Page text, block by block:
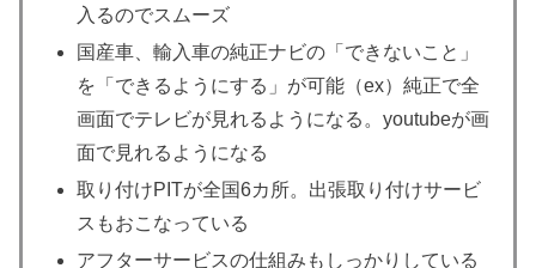
入るのでスムーズ
国産車、輸入車の純正ナビの「できないこと」
を「できるようにする」が可能（ex）純正で全
画面でテレビが見れるようになる。youtubeが画
面で見れるようになる
取り付けPITが全国6カ所。出張取り付けサービ
スもおこなっている
アフターサービスの仕組みもしっかりしている